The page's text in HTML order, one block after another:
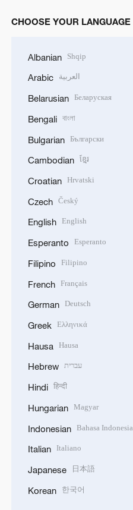
CHOOSE YOUR LANGUAGE
Albanian Shqip
Arabic العربية
Belarusian Беларуская
Bengali বাংলা
Bulgarian Български
Cambodian ខ្មែរ
Croatian Hrvatski
Czech Český
English English
Esperanto Esperanto
Filipino Filipino
French Français
German Deutsch
Greek Ελληνικά
Hausa Hausa
Hebrew עברית
Hindi हिन्दी
Hungarian Magyar
Indonesian Bahasa Indonesia
Italian Italiano
Japanese 日本語
Korean 한국어